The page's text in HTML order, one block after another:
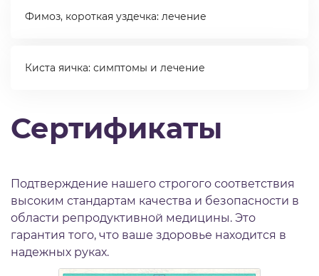
Фимоз, короткая уздечка: лечение
Киста яичка: симптомы и лечение
Сертификаты
Подтверждение нашего строгого соответствия
высоким стандартам качества и безопасности в
области репродуктивной медицины. Это
гарантия того, что ваше здоровье находится в
надежных руках.